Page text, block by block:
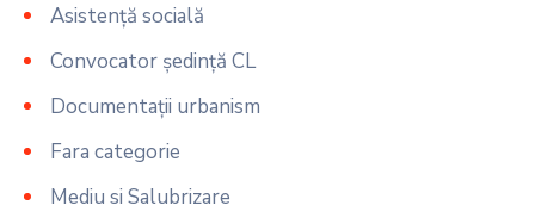
Asistență socială
Convocator ședință CL
Documentații urbanism
Fara categorie
Mediu si Salubrizare